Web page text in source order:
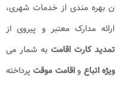
بهره مندی از خدمات شهری،
مدارک معتبر و پیروی از
کارت اقامت به شمار می
ویژه اتباع واقامت موقت پرداخته